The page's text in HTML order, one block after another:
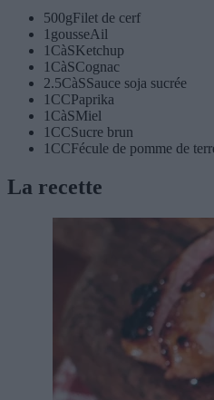
500gFilet de cerf
1 gousseAil
1 CàSKetchup
1 CàSCognac
2.5CàSSauce soja sucrée
1 CCPaprika
1 CàSMiel
1 CCSucre brun
1 CCFécule de pomme de
La recette